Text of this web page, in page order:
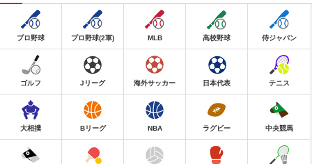
プロ野球 プロ野球(2軍) MLB 高校野球 侍ジャパン
ゴルフ Jリーグ 海外サッカー 日本代表 テニス
大相撲 Bリーグ NBA ラグビー 中央競馬